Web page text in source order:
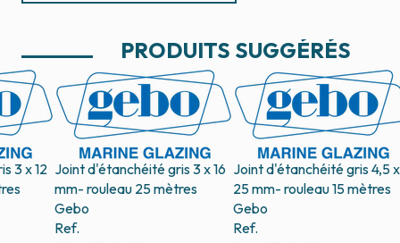
PRODUITS SUGGÉRÉS
3 x 12 Joint d'étanchéité gris 3 x 16
mm- rouleau 25 mètres
Gebo
Ref.
Joint d'étanchéité gris 4,5 x
25 mm- rouleau 15 mètres
Gebo
Ref.